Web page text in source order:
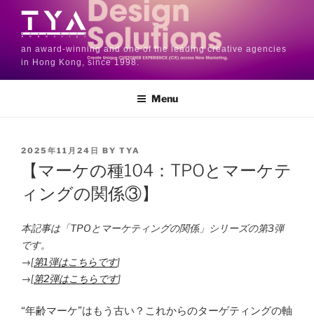
an award-winning and one of the leading creative agencies
in Hong Kong, since 1998.
Menu
2025年11月24日 BY TYA
【マーケの種104：TPOとマーケテ
ィングの関係③】
本記事は「TPOとマーケティングの関係」シリーズの第3弾
です。
→[第1弾はこちらです]
→[第2弾はこちらです]
“年齢マーケ”はもう古い？これからのターゲティングの軸